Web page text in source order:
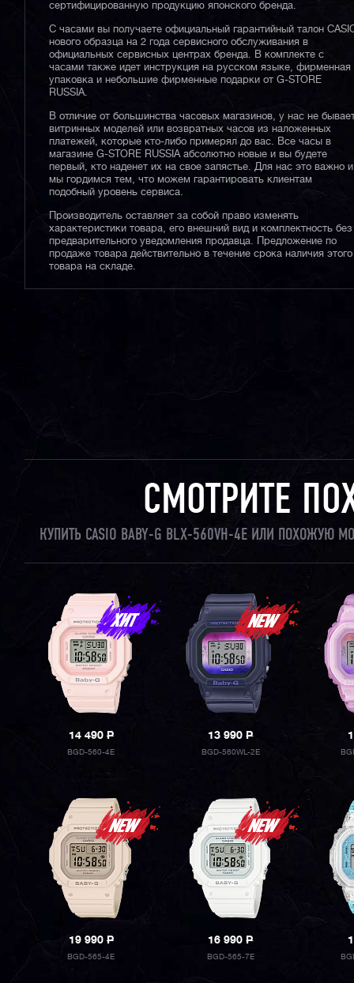
сертифицированную продукцию японского бренда.
С часами вы получаете официальный гарантийный талон
нового образца на 2 года сервисного обслуживания в
официальных сервисных центрах бренда. В комплекте с
часами также идет инструкция на русском языке, фирменная
упаковка и небольшие фирменные подарки от G-STORE
RUSSIA.
В отличие от большинства часовых магазинов, у нас не
витринных моделей или возвратных часов из наложенных
платежей, которые кто-либо примерял до вас. Все часы в
магазине G-STORE RUSSIA абсолютно новые и вы будете
первый, кто наденет их на свое запястье. Для нас это важно и
мы гордимся тем, что можем гарантировать клиентам
подобный уровень сервиса.
Производитель оставляет за собой право изменять
характеристики товара, его внешний вид и комплектность без
предварительного уведомления продавца. Предложение по
продаже товара действительно в течение срока наличия этого
товара на складе.
СМОТРИТЕ
КУПИТЬ CASIO BABY-G BLX-560VH-4E ИЛИ ПОХОЖУЮ
14 490P
BGD-560-4E
13 990P
BGD-560WL-2E
19 990P
BGD-565-4E
16 990P
BGD-565-7E